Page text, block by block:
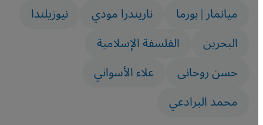
ميانمار | بورما
ناريندرا مودي
نيوزيلندا
‏البحرين
‏الفلسفة الإسلامية
‏حسن روحانی
‏علاء الأسواني
‏محمد البرادعي